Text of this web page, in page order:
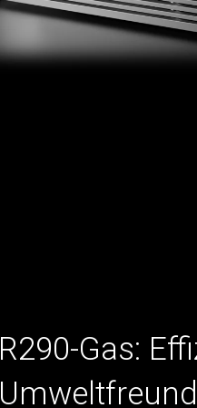
R290-Gas: